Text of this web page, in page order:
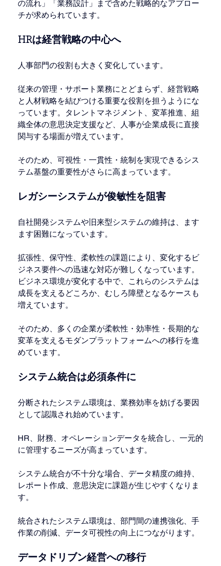
の流れ」「業務設計」まで含めた戦略的なアプロー
チが求められています。
HRは経営戦略の中心へ
人事部門の役割も大きく変化しています。
従来の管理・サポート業務にとどまらず、経営戦略
と人材戦略を結びつける重要な役割を担うようにな
っています。タレントマネジメント、変革推進、組
織全体の意思決定支援など、人事が企業成長に直接
関与する場面が増えています。
そのため、可視性・一貫性・統制を実現できるシス
テム基盤の重要性がさらに高まっています。
レガシーシステムが俊敏性を阻害
自社開発システムや旧来型システムの維持は、ます
ます困難になっています。
拡張性、保守性、柔軟性の課題により、変化するビ
ジネス要件への迅速な対応が難しくなっています。
ビジネス環境が変化する中で、これらのシステムは
成長を支えるどころか、むしろ障壁となるケースも
増えています。
そのため、多くの企業が柔軟性・効率性・長期的な
変革を支えるモダンプラットフォームへの移行を進
めています。
システム統合は必須条件に
分断されたシステム環境は、業務効率を妨げる要因
として認識され始めています。
HR、財務、オペレーションデータを統合し、一元的
に管理するニーズが高まっています。
システム統合が不十分な場合、データ精度の維持、
レポート作成、意思決定に課題が生じやすくなりま
す。
統合されたシステム環境は、部門間の連携強化、手
作業の削減、データ可視性の向上につながります。
データドリブン経営への移行